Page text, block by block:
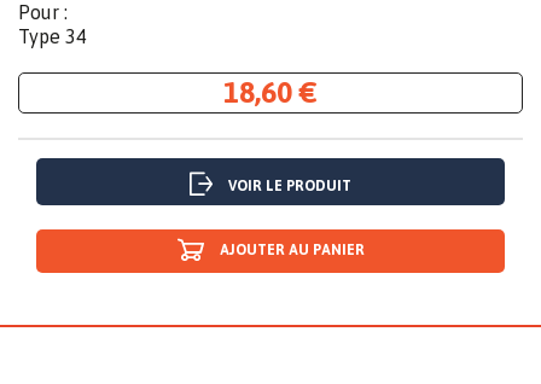
Pour :
Type 34
18,60 €
VOIR LE PRODUIT
AJOUTER AU PANIER